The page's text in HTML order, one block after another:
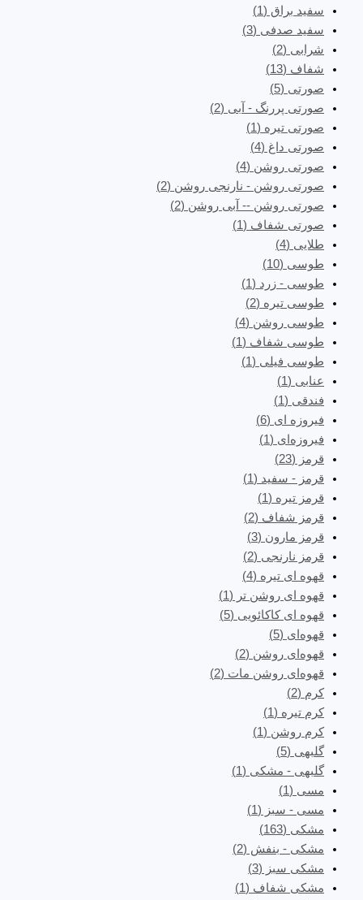
سفید براق (1)
سفید صدفی (3)
شرابی (2)
شفاف (13)
صورتی (5)
صورتی پررنگ - آبی (2)
صورتی تیره (1)
صورتی داغ (4)
صورتی روشن (4)
صورتی روشن - نارنجی روشن (2)
صورتی روشن -- آبی روشن (2)
صورتی شفاف (1)
طلایی (4)
طوسی (10)
طوسی - زرد (1)
طوسی تیره (2)
طوسی روشن (4)
طوسی شفاف (1)
طوسی فیلی (1)
عنابی (1)
فندقی (1)
فیروزه ای (6)
فیروزه‌ای (1)
قرمز (23)
قرمز - سفید (1)
قرمز تیره (1)
قرمز شفاف (2)
قرمز مارون (3)
قرمز نارنجی (2)
قهوه ای تیره (4)
قهوه ای روشن تر (1)
قهوه ای کاکائویی (5)
قهوه‌ای (5)
قهوه‌ای روشن (2)
قهوه‌ای روشن مات (2)
کرم (2)
کرم تیره (1)
کرم روشن (1)
گلبهی (5)
گلبهی - مشکی (1)
مسی (1)
مسی - سبز (1)
مشکی (163)
مشکی - بنفش (2)
مشکی سبز (3)
مشکی شفاف (1)